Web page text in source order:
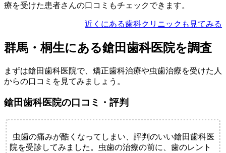
療を受けた患者さんの口コミもチェックできます。
近くにある歯科クリニックも見てみる
群馬・桐生にある鎗田歯科医院を調査
まずは鎗田歯科医院で、矯正歯科治療や虫歯治療を受けた人
からの口コミを見てみましょう。
鎗田歯科医院の口コミ・評判
虫歯の痛みが酷くなってしまい、評判のいい鎗田歯科医
院を受診してみました。虫歯の治療の前に、歯のレント